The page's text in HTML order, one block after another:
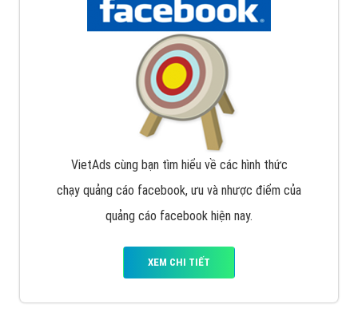
VietAds cùng bạn tìm hiểu về các hình thức
chạy quảng cáo facebook, ưu và nhược điểm của
quảng cáo facebook hiện nay.
XEM CHI TIẾT